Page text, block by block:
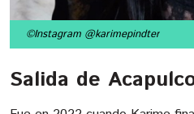
©Instagram @karimepindter
Salida de